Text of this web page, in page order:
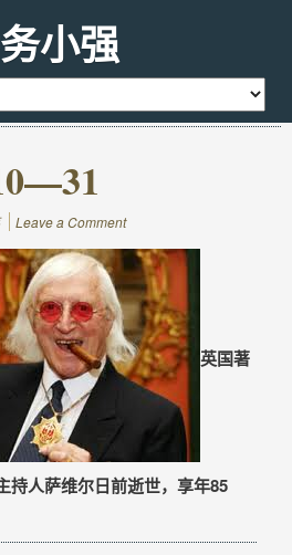
小强
Leave a Comment
英国著
持人萨维尔日前逝世，享年85